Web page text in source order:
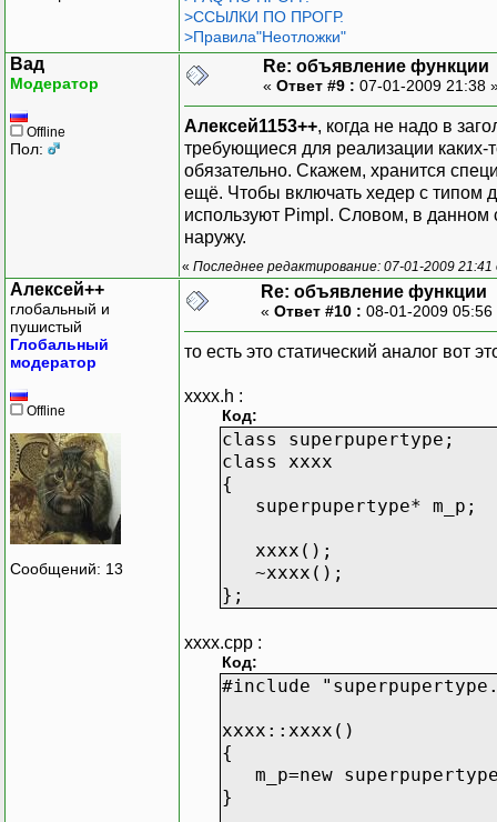
>ССЫЛКИ ПО ПРОГР.
>Правила"Неотложки"
Вад
Модератор
Offline
Пол:
Re: объявление функции
« Ответ #9 : 07-01-2009 21:38
Алексей1153++, когда не надо в
требующиеся для реализации каких-
обязательно. Скажем, хранится
ещё. Чтобы включать хедер с типом
используют Pimpl. Словом, в данном
наружу.
« Последнее редактирование: 07-01-2009
Алексей++
глобальный и
пушистый
Глобальный
модератор
Offline
Сообщений: 13
Re: объявление функции
« Ответ #10 : 08-01-2009
то есть это статический аналог вот
xxxx.h :
Код:
class superpupertype;
class xxxx
{
superpupertype* m_p;
xxxx();
~xxxx();
};
xxxx.cpp :
Код:
#include
xxxx::xxxx()
{
m_p=new
}